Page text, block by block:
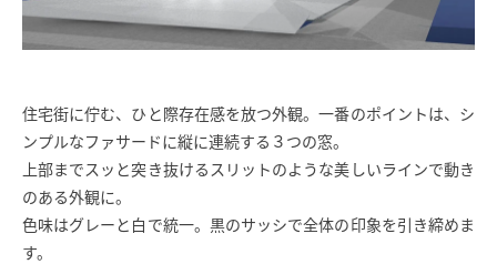
住宅街に佇む、ひと際存在感を放つ外観。一番のポイントは、シ
ンプルなファサードに縦に連続する３つの窓。
上部までスッと突き抜けるスリットのような美しいラインで動き
のある外観に。
色味はグレーと白で統一。黒のサッシで全体の印象を引き締めま
す。